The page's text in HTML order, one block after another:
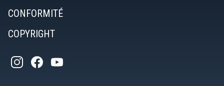
CONFORMITÉ
COPYRIGHT